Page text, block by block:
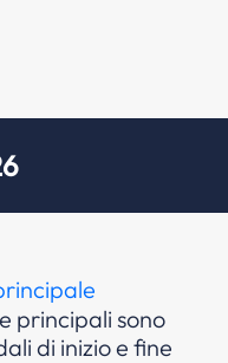
principali sono
di inizio e fine